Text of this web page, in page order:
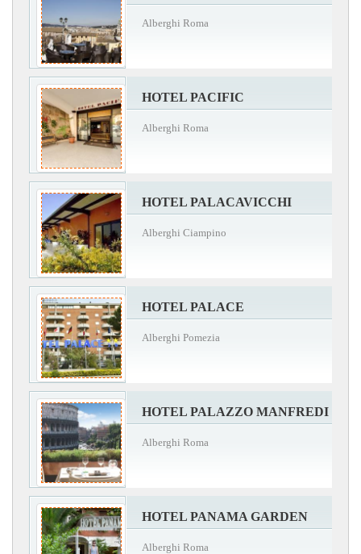
Alberghi Roma
HOTEL PACIFIC
Alberghi Roma
HOTEL PALACAVICCHI
Alberghi Ciampino
HOTEL PALACE
Alberghi Pomezia
HOTEL PALAZZO MANFREDI
Alberghi Roma
HOTEL PANAMA GARDEN
Alberghi Roma